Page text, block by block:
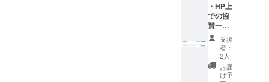
DVDを
お届け
いたし
ます。
・HP上
での協
賛一覧
にお名
前掲載
・第5回
トラッ
クドラ
支援
者：
2人
お届
け予